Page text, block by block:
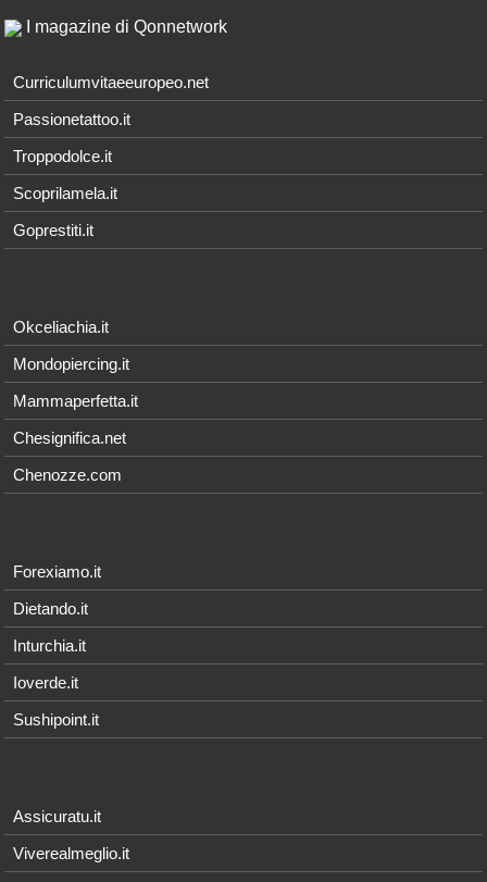
I magazine di Qonnetwork
Curriculumvitaeeuropeo.net
Passionetattoo.it
Troppodolce.it
Scoprilamela.it
Goprestiti.it
Okceliachia.it
Mondopiercing.it
Mammaperfetta.it
Chesignifica.net
Chenozze.com
Forexiamo.it
Dietando.it
Inturchia.it
Ioverde.it
Sushipoint.it
Assicuratu.it
Viverealmeglio.it